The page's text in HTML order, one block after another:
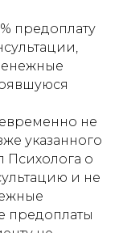
предоплату
не
указанного
о
и не
предоплаты